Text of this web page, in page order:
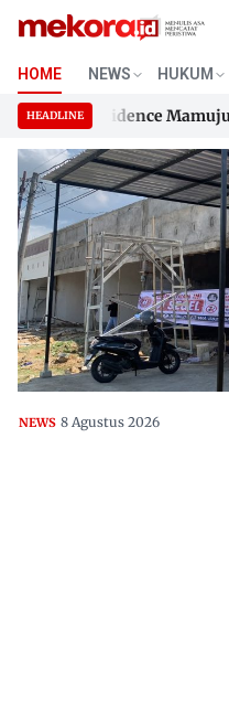
Skip
content
HOME NEWS HUKUM
HEADLINE
Residence Mamuju
Residence Mamuju
NEWS 8 Agustus 2026